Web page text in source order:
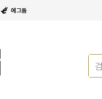
에그돔